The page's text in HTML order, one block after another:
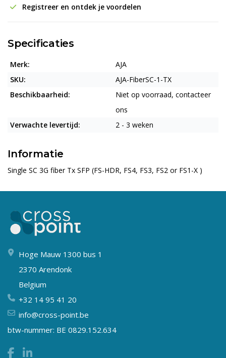
Registreer en ontdek je voordelen
Specificaties
Merk:
AJA
SKU:
AJA-FiberSC-1-TX
Beschikbaarheid:
Niet op voorraad, contacteer
ons
Verwachte levertijd:
2 - 3 weken
Informatie
Single SC 3G fiber Tx SFP (FS-HDR, FS4, FS3, FS2 or FS1-X )
Hoge Mauw 1300 bus 1
2370 Arendonk
Belgium
+32 14 95 41 20
info@cross-point.be
btw-nummer: BE 0829.152.634